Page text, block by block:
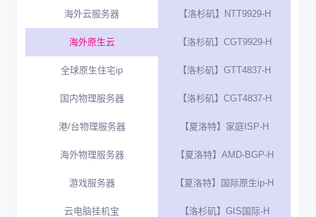
海外云服务器
海外原生云
全球原生住宅ip
国内物理服务器
港/台物理服务器
海外物理服务器
游戏服务器
云电脑挂机宝
【洛杉矶】NTT9929-H
【洛杉矶】CGT9929-H
【洛杉矶】GTT4837-H
【洛杉矶】CGT4837-H
【夏洛特】家庭ISP-H
【夏洛特】AMD-BGP-H
【夏洛特】国际原生ip-H
【洛杉矶】GIS国际-H